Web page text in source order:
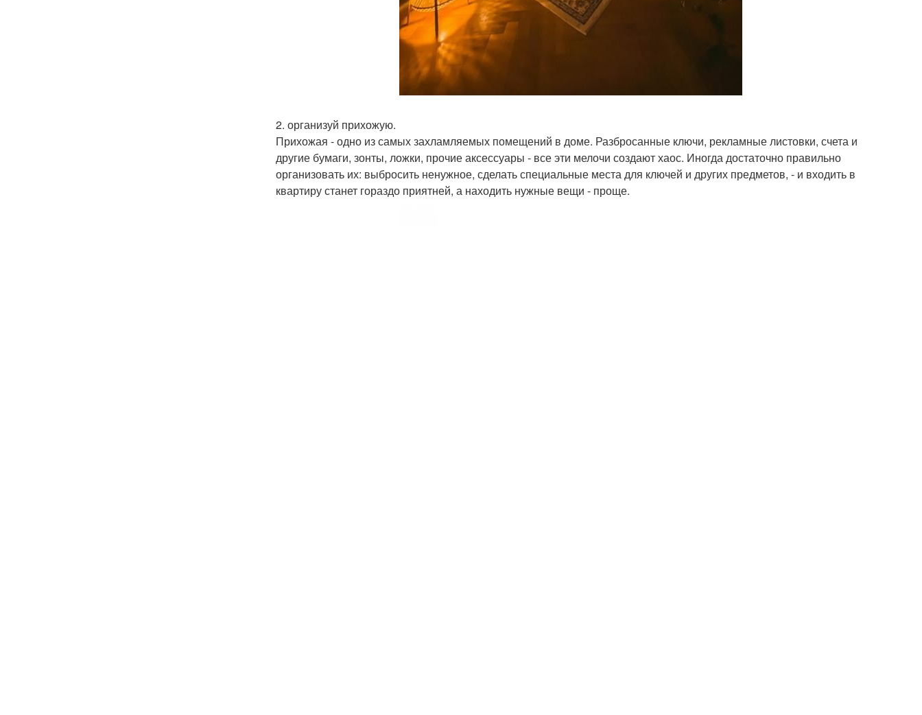
2. организуй прихожую.
Прихожая - одно из самых захламляемых помещений в доме. Разбросанные ключи, рекламные листовки, счета и
другие бумаги, зонты, ложки, прочие аксессуары - все эти мелочи создают хаос. Иногда достаточно правильно
организовать их: выбросить ненужное, сделать специальные места для ключей и других предметов, - и входить в
квартиру станет гораздо приятней, а находить нужные вещи - проще.